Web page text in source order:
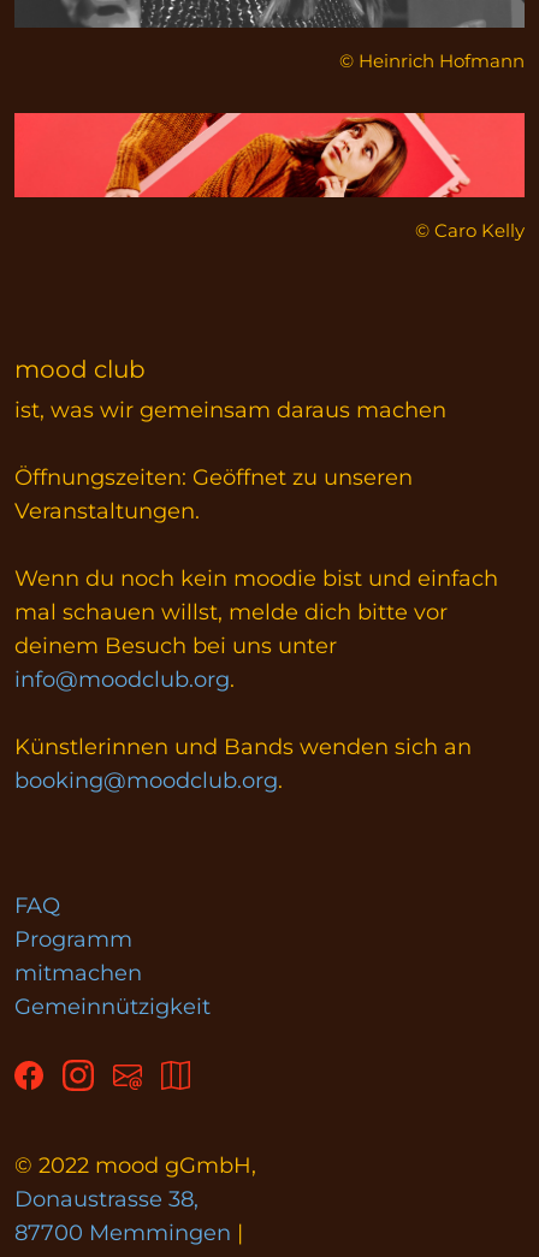
© Heinrich Hofmann
© Caro Kelly
mood club
ist, was wir gemeinsam daraus machen
Öffnungszeiten: Geöffnet zu unseren
Veranstaltungen.
Wenn du noch kein moodie bist und einfach
mal schauen willst, melde dich bitte vor
deinem Besuch bei uns unter
info@moodclub.org.
Künstlerinnen und Bands wenden sich an
booking@moodclub.org.
FAQ
Programm
mitmachen
Gemeinnützigkeit
© 2022 mood gGmbH,
Donaustrasse 38,
87700 Memmingen |